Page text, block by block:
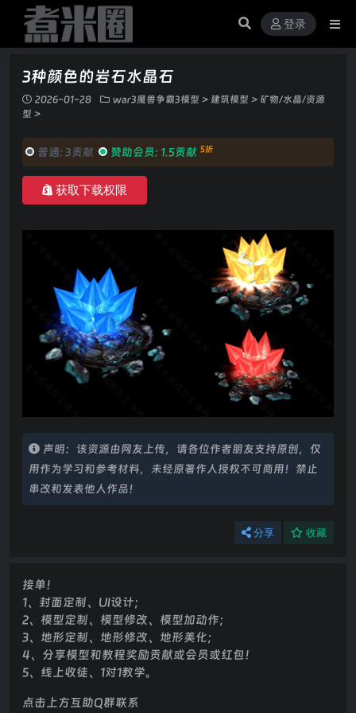
登录
3种颜色的岩石水晶石
2026-01-28 war3魔兽争霸3模型 > 建筑模型 > 矿物/水晶/资源
型 >
普通: 3贡献 赞助会员: 1.5贡献 5折
获取下载权限
声明：该资源由网友上传，请各位作者朋友支持原创，仅
用作为学习和参考材料，未经原著作人授权不可商用！禁止
串改和发表他人作品！
分享 收藏
接单！
1、封面定制、UI设计；
2、模型定制、模型修改、模型加动作；
3、地形定制、地形修改、地形美化；
4、分享模型和教程奖励贡献或会员或红包！
5、线上收徒、1对1教学。
点击上方互助Q群联系